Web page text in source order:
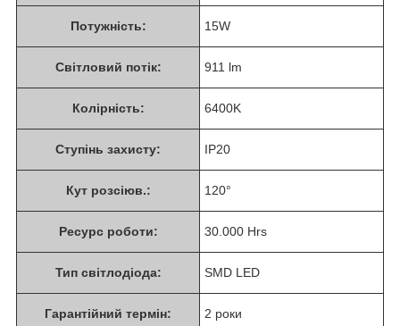
Потужність: 15W
Світловий потік: 911 lm
Колірність: 6400K
Ступінь захисту: IP20
Кут розсіюв.: 120°
Ресурс роботи: 30.000 Hrs
Тип світлодіода: SMD LED
Гарантійний термін: 2 роки